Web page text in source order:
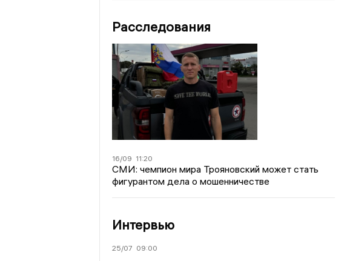
Расследования
16/09 11:20
СМИ: чемпион мира Трояновский может стать
фигурантом дела о мошенничестве
Интервью
25/07 09:00